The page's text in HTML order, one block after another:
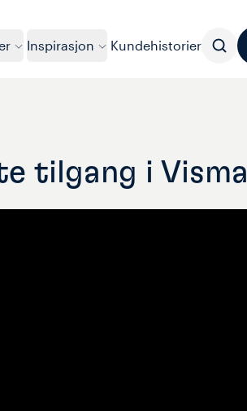
Inspirasjon Kundehistorier
tilgang i Visma